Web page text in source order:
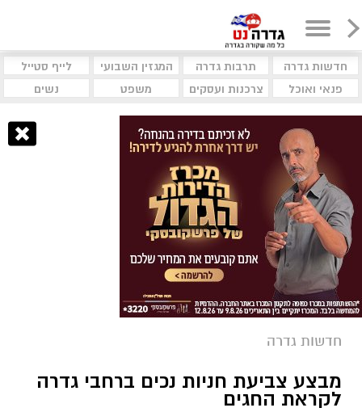
חדשות גדרה תרבות גדרה המגזין השבועי
לייף סטייל
פנאי ואוכל
צרכנות ועסקים משפט נשים
חדשות גדרה
מבצע צביעת חניות נכים ברחבי גדרה
לקראת החגים